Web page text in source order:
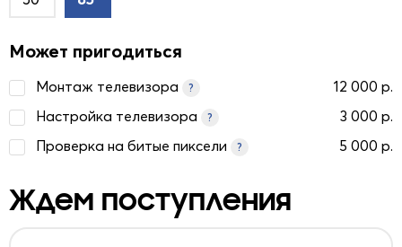
Может пригодиться
Монтаж телевизора ?
12 000 р.
Настройка телевизора
?
3 000 р.
Проверка на битые пиксели
? 5 000 р.
Ждем поступления